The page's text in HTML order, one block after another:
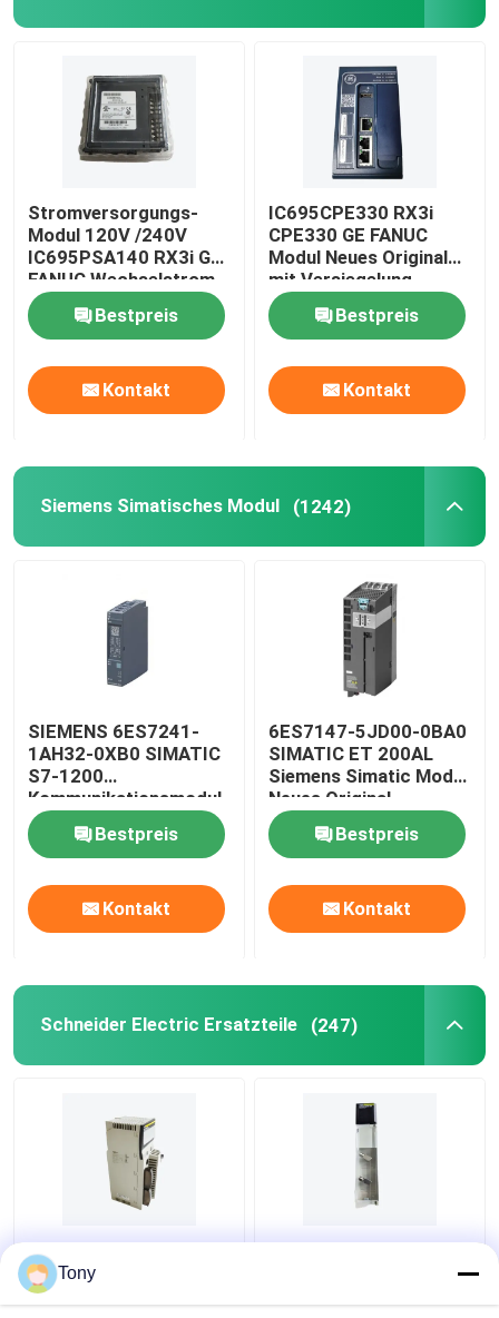
Stromversorgungs-
Modul 120V /240V
IC695PSA140 RX3i GE
FANUC Wechselstrom
Bestpreis
Kontakt
IC695CPE330 RX3i
CPE330 GE FANUC
Modul Neues Original
mit Versiegelung
Bestpreis
Kontakt
Siemens Simatisches Modul (1242)
SIEMENS 6ES7241-
1AH32-0XB0 SIMATIC
S7-1200
Kommunikationsmodul
Bestpreis
Kontakt
6ES7147-5JD00-0BA0
SIMATIC ET 200AL
Siemens Simatic Modul
Neues Original
Bestpreis
Kontakt
Schneider Electric Ersatzteile (247)
Modicon Quantum PLC-
Relaisausgabe-Modul
140DRA84000
Tony